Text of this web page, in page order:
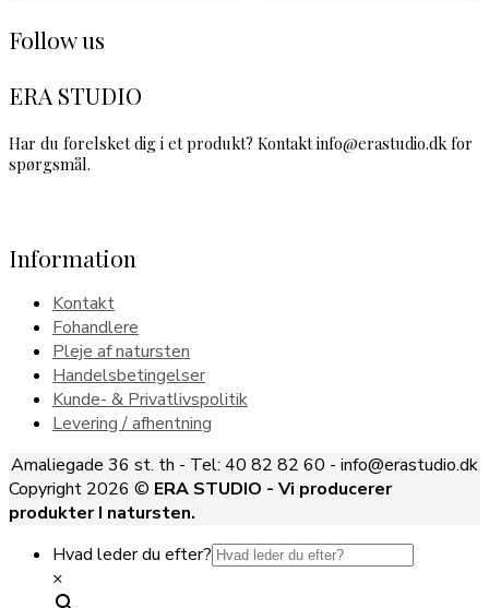
Follow us
ERA STUDIO
Har du forelsket dig i et produkt? Kontakt info@erastudio.dk for
spørgsmål.
Information
Kontakt
Fohandlere
Pleje af natursten
Handelsbetingelser
Kunde- & Privatlivspolitik
Levering / afhentning
Amaliegade 36 st. th - Tel: 40 82 82 60 - info@erastudio.dk
Copyright 2026 © ERA STUDIO - Vi producerer
produkter I natursten.
Hvad leder du efter?
×